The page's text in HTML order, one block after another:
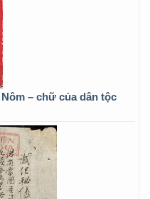
– chữ của dân tộc